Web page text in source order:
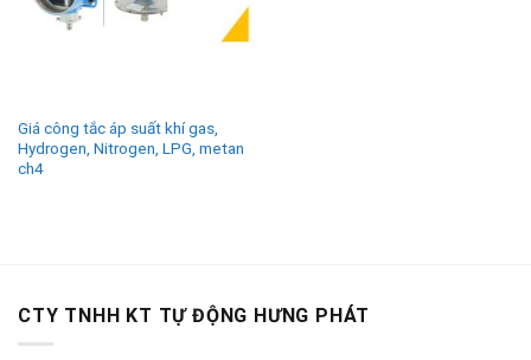
Giá công tắc áp suất khí gas,
Hydrogen, Nitrogen, LPG, metan
ch4
CTY TNHH KT TỰ ĐỘNG HƯNG PHÁT